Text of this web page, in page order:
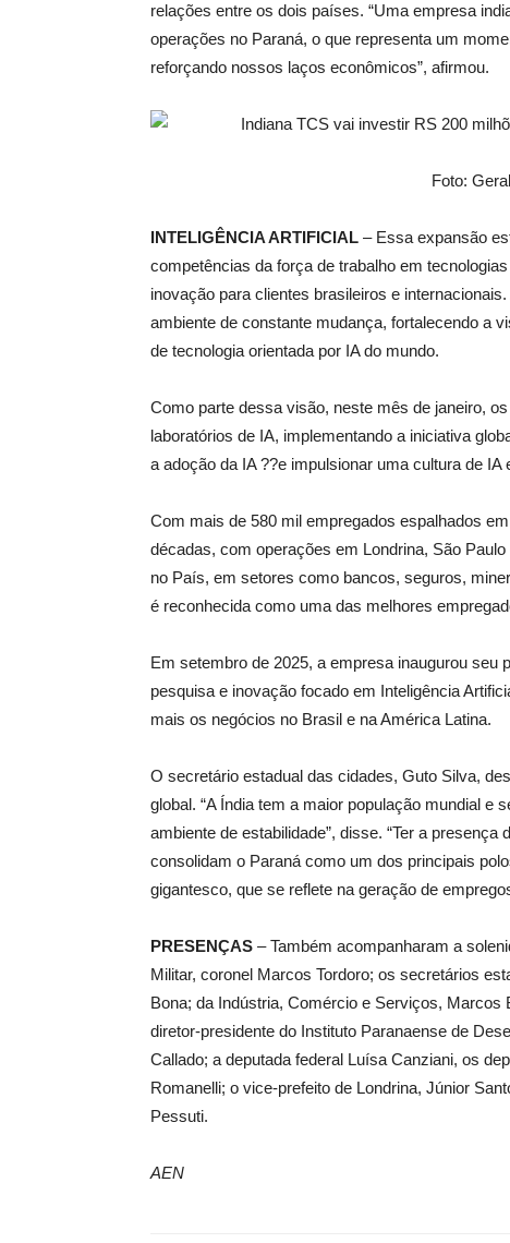
relações entre os dois países. “Uma empresa
operações no Paraná, o que representa um
reforçando nossos laços econômicos”, afirmou.
Foto:
INTELIGÊNCIA ARTIFICIAL – Essa expansão
competências da força de trabalho em
inovação para clientes brasileiros e
ambiente de constante mudança, fortalecendo a
de tecnologia orientada por IA do mundo.
Como parte dessa visão, neste mês de janeiro,
laboratórios de IA, implementando a iniciativa
a adoção da IA ??e impulsionar uma cultura de IA
Com mais de 580 mil empregados espalhados
décadas, com operações em Londrina, São
no País, em setores como bancos, seguros,
é reconhecida como uma das melhores
Em setembro de 2025, a empresa inaugurou
pesquisa e inovação focado em Inteligência
mais os negócios no Brasil e na América Latina.
O secretário estadual das cidades, Guto Silva,
global. “A Índia tem a maior população mundial e
ambiente de estabilidade”, disse. “Ter a
consolidam o Paraná como um dos principais
gigantesco, que se reflete na geração de
PRESENÇAS – Também acompanharam a
Militar, coronel Marcos Tordoro; os secretários
Bona; da Indústria, Comércio e Serviços,
diretor-presidente do Instituto Paranaense de
Callado; a deputada federal Luísa Canziani, os
Romanelli; o vice-prefeito de Londrina, Júnior
Pessuti.
AEN